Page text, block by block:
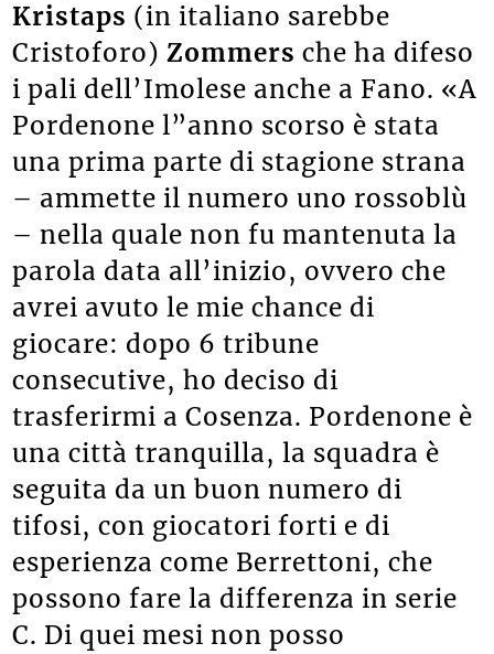
Kristaps (in italiano sarebbe
Cristoforo)Zommers che ha difeso
i pali dell’Imolese anche a Fano. «A
Pordenone l”anno scorso è stata
una prima parte di stagione strana
– ammette il numero uno rossoblù
– nella quale non fu mantenuta la
parola data all’inizio, ovvero che
avrei avuto le mie chance di
giocare: dopo 6 tribune
consecutive, ho deciso di
trasferirmi a Cosenza. Pordenone è
una città tranquilla, la squadra è
seguita da un buon numero di
tifosi, con giocatori forti e di
esperienza come Berrettoni, che
possono fare la differenza in serie
C. Di quei mesi non posso